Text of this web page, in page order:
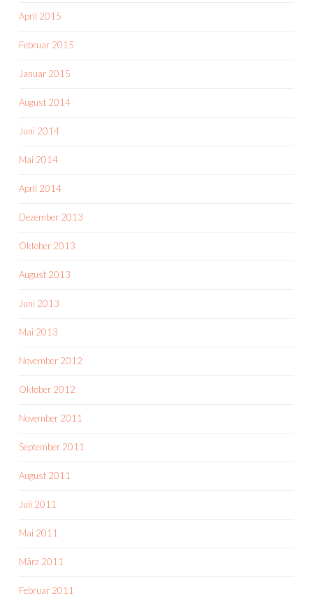
April 2015
Februar 2015
Januar 2015
August 2014
Juni 2014
Mai 2014
April 2014
Dezember 2013
Oktober 2013
August 2013
Juni 2013
Mai 2013
November 2012
Oktober 2012
November 2011
September 2011
August 2011
Juli 2011
Mai 2011
März 2011
Februar 2011